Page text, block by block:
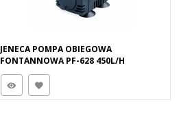
JENECA POMPA OBIEGOWA
FONTANNOWA PF-628 450L/H